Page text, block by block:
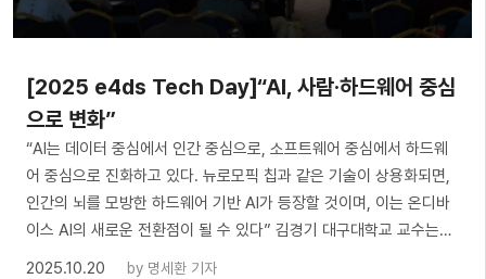
[2025 e4ds Tech Day]“AI, 사람·하드웨어 중심
으로 변화”
“AI는 데이터 중심에서 인간 중심으로, 소프트웨어 중심에서 하드웨
어 중심으로 진화하고 있다. 뉴로모픽 칩과 같은 기술이 상용화되면,
인간의 뇌를 모방한 하드웨어 기반 AI가 등장할 것이며, 이는 온디바
이스 AI의 새로운 전환점이 될 수 있다” 김경기 대구대학교 교수는…
2025.10.20
by 명세환 기자